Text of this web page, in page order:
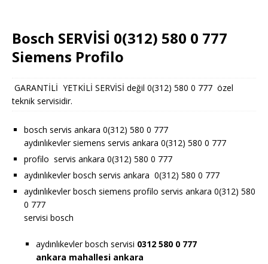
Bosch SERVİSİ 0(312) 580 0 777
Siemens Profilo
GARANTİLİ YETKİLİ SERVİSİ değil 0(312) 580 0 777 özel
teknik servisidir.
bosch servis ankara 0(312) 580 0 777
aydınlıkevler siemens servis ankara 0(312) 580 0 777
profilo servis ankara 0(312) 580 0 777
aydınlıkevler bosch servis ankara 0(312) 580 0 777
aydınlıkevler bosch siemens profilo servis ankara 0(312) 580
0 777
servisi bosch
aydınlıkevler bosch servisi 0312 580 0 777
ankara mahallesi ankara